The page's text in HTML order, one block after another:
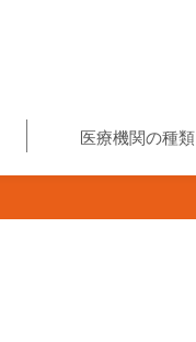
医療機関の種類